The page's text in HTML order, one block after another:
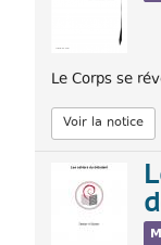
Le Corps se
Voir la notice